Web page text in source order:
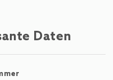
Daten